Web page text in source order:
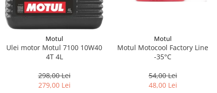
Motul
Ulei motor Motul 7100 10W40
4T 4L
298,00 Lei
279,00 Lei
Motul
Motul Motocool Factory Line
-35°C
54,00 Lei
48,00 Lei